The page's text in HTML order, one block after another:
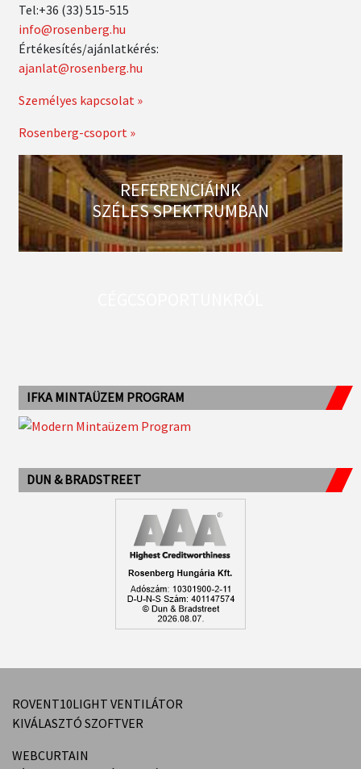
Tel:+36 (33) 515-515
info@rosenberg.hu
Értékesítés/ajánlatkérés:
ajanlat@rosenberg.hu
Személyes kapcsolat »
Rosenberg-csoport »
REFERENCIÁINK
SZÉLES SPEKTRUMBAN
IFKA MINTAÜZEM PROGRAM
DUN & BRADSTREET
ROVENT10LIGHT VENTILÁTOR
KIVÁLASZTÓ SZOFTVER
WEBCURTAIN